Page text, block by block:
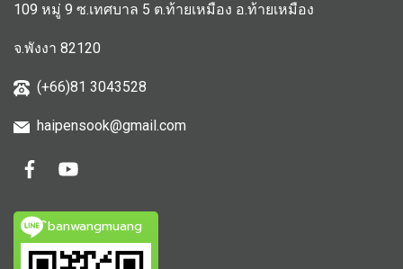
109 หมู่ 9 ซ.เทศบาล 5 ต.ท้ายเหมือง อ.ท้ายเหมือง
จ.พังงา 82120
(+66)81 3043528
haipensook@gmail.com
ิbanwangmuang